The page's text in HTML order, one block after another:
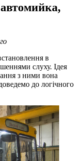
в
слуху. Ідея
з ними вона
до логічного